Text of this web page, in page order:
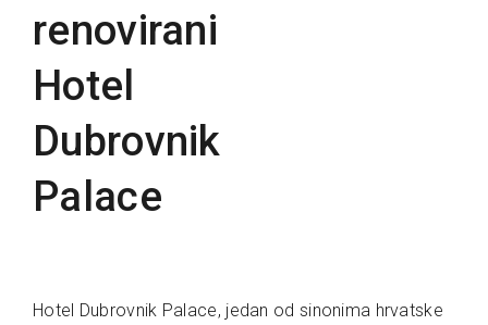
renovirani
Hotel
Dubrovnik
Palace
Hotel Dubrovnik Palace, jedan od sinonima hrvatske